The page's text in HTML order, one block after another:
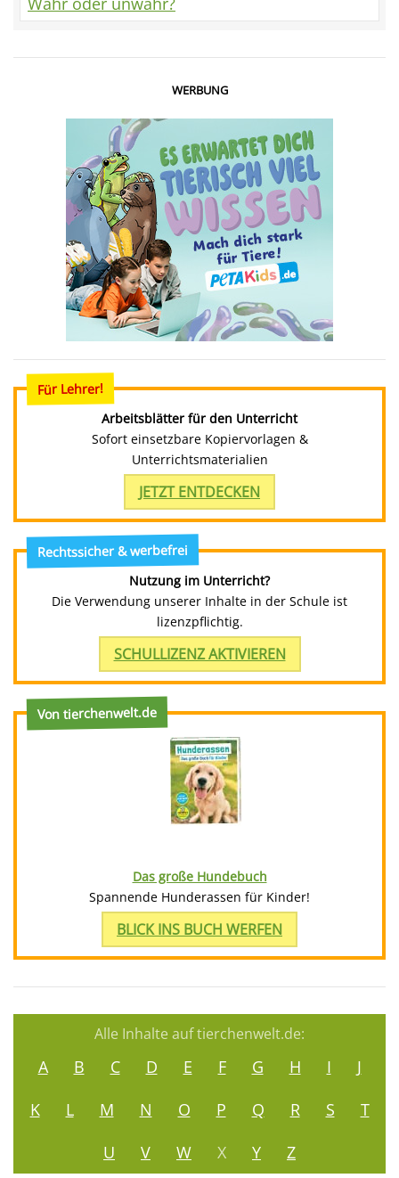
WERBUNG
Für Lehrer!
Arbeitsblätter für den Unterricht
Sofort einsetzbare Kopiervorlagen &
Unterrichtsmaterialien
JETZT ENTDECKEN
Rechtssicher & werbefrei
Nutzung im Unterricht?
Die Verwendung unserer Inhalte in der Schule ist
lizenzpflichtig.
SCHULLIZENZ AKTIVIEREN
Von tierchenwelt.de
Das große Hundebuch
Spannende Hunderassen für Kinder!
BLICK INS BUCH WERFEN
Alle Inhalte auf tierchenwelt.de:
A B C D E F G H I
J
K
L M N O P Q R S
T
U
V W X Y Z